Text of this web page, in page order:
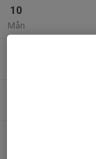
10
Mån